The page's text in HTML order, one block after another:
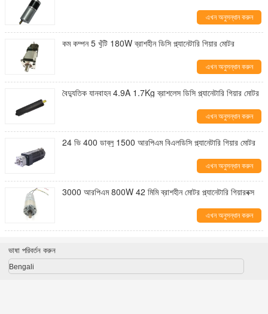
এখন অনুসন্ধান করুন
কম কম্পন 5 খুঁটি 180W ব্রাশহীন ডিসি প্ল্যানেটারি গিয়ার মোটর
এখন অনুসন্ধান করুন
বৈদ্যুতিক যানবাহন 4.9A 1.7Kg ব্রাশলেস ডিসি প্ল্যানেটারি গিয়ার মোটর
এখন অনুসন্ধান করুন
24 ভি 400 ডাব্লু 1500 আরপিএম বিএলডিসি প্ল্যানেটারি গিয়ার মোটর
এখন অনুসন্ধান করুন
3000 আরপিএম 800W 42 মিমি ব্রাশহীন মোটর প্ল্যানেটারি গিয়ারবক্স
এখন অনুসন্ধান করুন
ভাষা পরিবর্তন করুন
Bengali